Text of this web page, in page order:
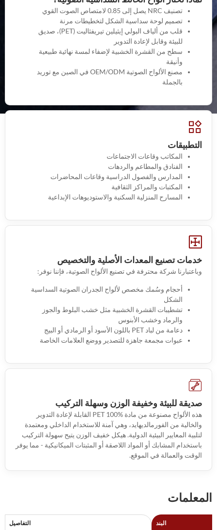
تصنيف NRC يصل إلى 0.85 لامتصاص الصوت القوي
تصميم لوحة سداسية الشكل لتخطيطات مرنة
قلب من ألياف البولي إيثيلين تيريفثاليت (PET)، صديق
للبيئة وقابل لإعادة التدوير
سطح من القشرة الخشبية لإضفاء لمسة نهائية طبيعية
وأنيقة
مصنع الألواح الصوتية OEM/ODM في الصين مع توريد
بالجملة
التطبيقات
المكاتب وقاعات الاجتماعات
الفنادق والمطاعم والردهات
المدارس والفصول الدراسية وقاعات المحاضرات
المكتبات والمراكز الثقافية
المسارح المنزلية السكنية والاستوديوهات الإبداعية
خدمات تصنيع المعدات الأصلية والتخصيص
وباعتبارنا شركة محترفة في تصنيع الألواح الصوتية، فإننا نوفر:
أحجام وسُمك مخصص لألواح الجدران الصوتية السداسية
الشكل
تشطيبات القشرة الخشبية مثل خشب البلوط والجوز
والرماد وخشب الأبنوس
دعامة من لباد PET باللون الأسود أو الرمادي أو البيج
عبوات مجمعة جاهزة للتصدير ووضع العلامات الخاصة
صديقة للبيئة وخفيفة الوزن وسهلة التركيب
هذه الألواح مصنوعة من مادة PET 100% القابلة لإعادة التدوير
والخالية من الفورمالديهايد، وهي آمنة للاستخدام الداخلي ومعتمدة
لتلبية المعايير البيئية الدولية. هيكل خفيف الوزن يتيح سهولة التركيب
باستخدام المشابك أو المواد اللاصقة أو المثبتات الميكانيكية - مما يوفر
الوقت والعمالة في الموقع.
المعلمات
البند التفاصيل